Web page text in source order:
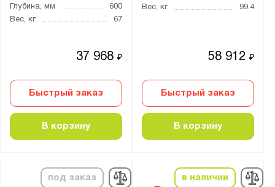
Глубина, мм
600
Вес, кг
67
37 968₽
Быстрый заказ
В корзину
Вес, кг
99.4
58 912₽
Быстрый заказ
В корзину
под заказ в наличии